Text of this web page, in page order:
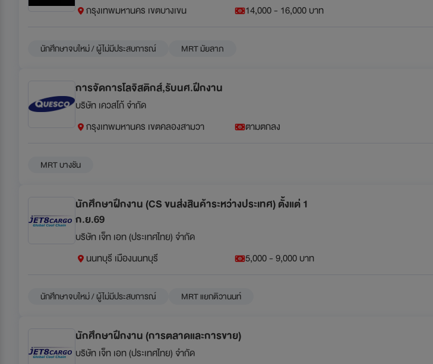
กรุงเทพมหานคร เขตบางเขน 14,000 - 16,000 บาท
นักศึกษาจบใหม่ / ผู้ไม่มีประสบการณ์ MRT มัยลาภ
การจัดการโลจิสติกส์,รับนศ.ฝึกงาน
บริษัท เควสโก้ จำกัด
กรุงเทพมหานคร เขตคลองสามวา ตามตกลง
MRT บางชัน
นักศึกษาฝึกงาน (CS ขนส่งสินค้าระหว่างประเทศ) ตั้งแต่ 1
ก.ย.69
บริษัท เจ็ท เอท (ประเทศไทย) จำกัด
นนทบุรี เมืองนนทบุรี 5,000 - 9,000 บาท
นักศึกษาจบใหม่ / ผู้ไม่มีประสบการณ์ MRT แยกติวานนท์
นักศึกษาฝึกงาน (การตลาดและการขาย)
บริษัท เจ็ท เอท (ประเทศไทย) จำกัด